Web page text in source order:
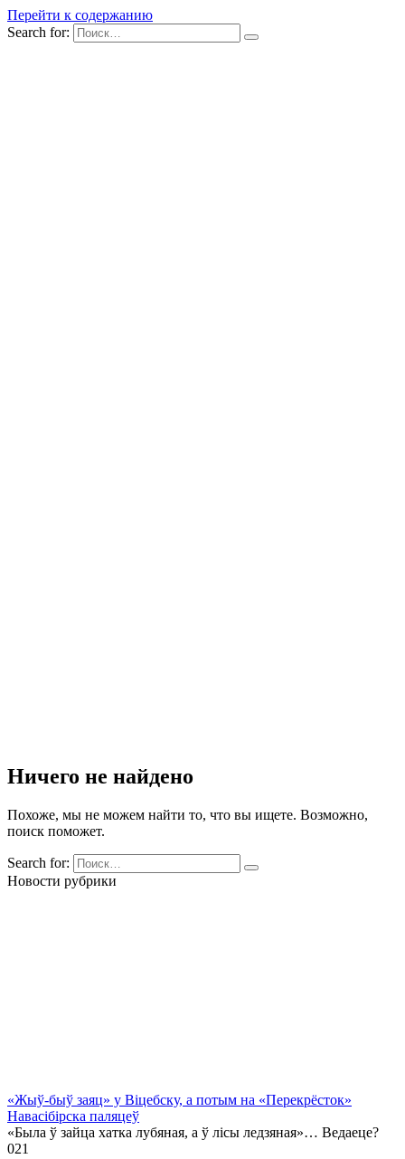
Перейти к содержанию
Search for:
Ничего не найдено
Похоже, мы не можем найти то, что вы ищете. Возможно,
поиск поможет.
Search for:
Новости рубрики
«Жыў-быў заяц» у Віцебску, а потым на «Перекрёсток»
Навасібірска паляцеў
«Была ў зайца хатка лубяная, а ў лісы ледзяная»… Ведаеце?
021